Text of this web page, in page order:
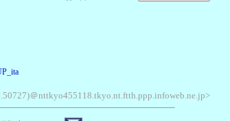
＠nttkyo455118.tkyo.nt.ftth.ppp.infoweb.ne.jp>